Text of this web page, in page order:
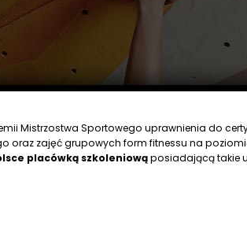
Mistrzostwa Sportowego uprawnienia do
oraz zajęć grupowych form fitnessu na
placówką szkoleniowąposiadającą takie